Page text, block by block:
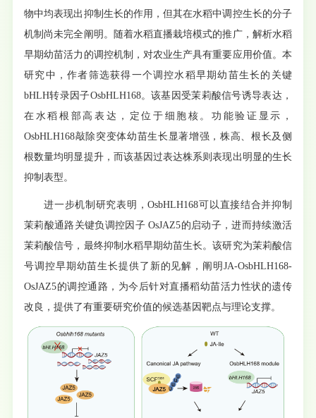
物中均表现出抑制生长的作用，但其在水稻中调控生长的分子
机制尚未完全阐明。随着水稻直播栽培模式的推广，解析水稻
早期幼苗活力的调控机制，对农业生产具有重要应用价值。本
研究中，作者筛选获得一个调控水稻早期幼苗生长的关键
bHLH转录因子OsbHLH168。该基因受茉莉酸信号诱导表达，
在水稻根部高表达，定位于细胞核。功能验证显示，
OsbHLH168敲除突变体幼苗生长显著增强，株高、根长及侧
根数量均明显提升，而该基因过表达株系则表现出明显的生长
抑制表型。
进一步机制研究表明，OsbHLH168可以直接结合并抑制
茉莉酸通路关键负调控因子 OsJAZ5的启动子，进而持续激活
茉莉酸信号，最终抑制水稻早期幼苗生长。该研究为茉莉酸信
号调控早期幼苗生长提供了新的见解，阐明JA-OsbHLH168-
OsJAZ5的调控通路，为今后针对直播稻幼苗活力性状的遗传
改良，提供了有重要研究价值的候选基因靶点与理论支撑。